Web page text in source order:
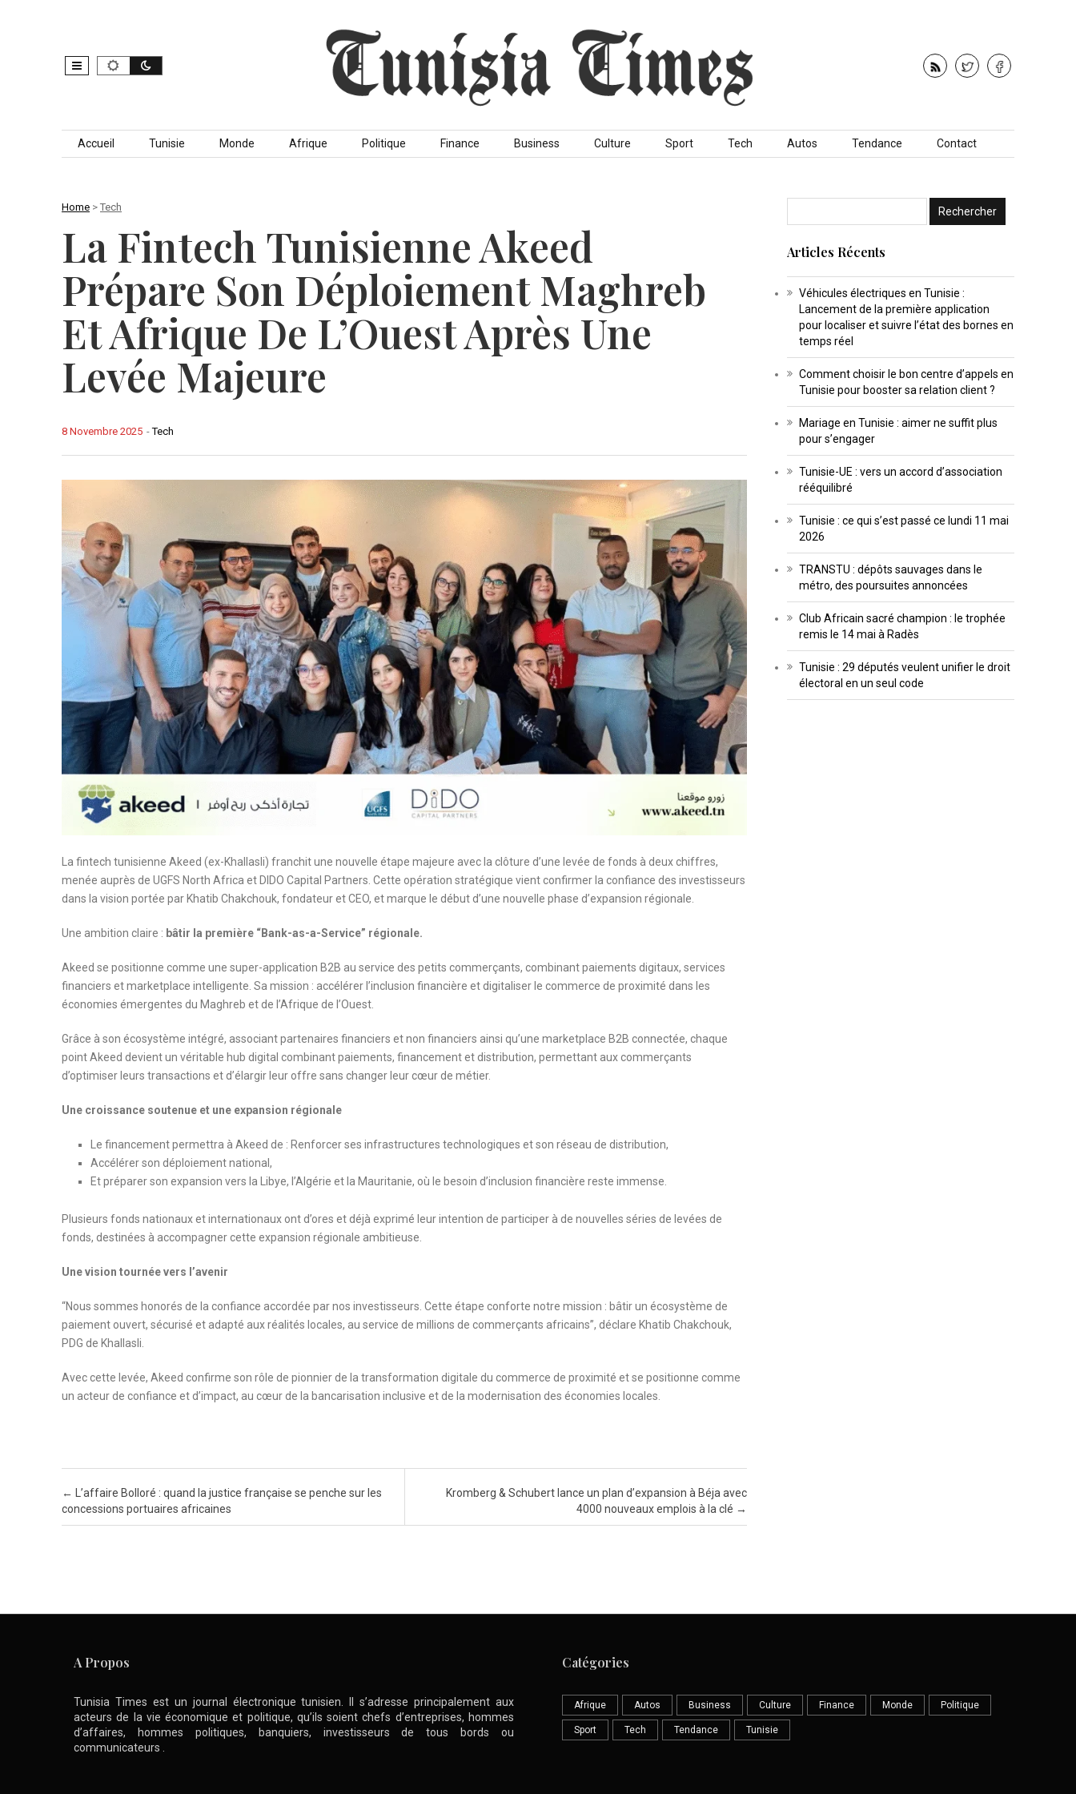
Skip to content
Accueil Tunisie Monde Afrique Politique Finance Business Culture Sport Tech Autos Tendance Contact
Home > Tech
La Fintech Tunisienne Akeed
Prépare Son Déploiement Maghreb
Et Afrique De L’Ouest Après Une
Levée Majeure
-Tech
8 Novembre 2025
La fintech tunisienne Akeed (ex-Khallasli) franchit une nouvelle étape majeure avec la clôture d’une levée de fonds à deux chiffres,
menée auprès de UGFS North Africa et DIDO Capital Partners. Cette opération stratégique vient confirmer la confiance des investisseurs
dans la vision portée par Khatib Chakchouk, fondateur et CEO, et marque le début d’une nouvelle phase d’expansion régionale.
Une ambition claire : bâtir la première “Bank-as-a-Service” régionale.
Akeed se positionne comme une super-application B2B au service des petits commerçants, combinant paiements digitaux, services
financiers et marketplace intelligente. Sa mission : accélérer l’inclusion financière et digitaliser le commerce de proximité dans les
économies émergentes du Maghreb et de l’Afrique de l’Ouest.
Grâce à son écosystème intégré, associant partenaires financiers et non financiers ainsi qu’une marketplace B2B connectée, chaque
point Akeed devient un véritable hub digital combinant paiements, financement et distribution, permettant aux commerçants
d’optimiser leurs transactions et d’élargir leur offre sans changer leur cœur de métier.
Une croissance soutenue et une expansion régionale
Le financement permettra à Akeed de : Renforcer ses infrastructures technologiques et son réseau de distribution,
Accélérer son déploiement national,
Et préparer son expansion vers la Libye, l’Algérie et la Mauritanie, où le besoin d’inclusion financière reste immense.
Plusieurs fonds nationaux et internationaux ont d’ores et déjà exprimé leur intention de participer à de nouvelles séries de levées de
fonds, destinées à accompagner cette expansion régionale ambitieuse.
Une vision tournée vers l’avenir
“Nous sommes honorés de la confiance accordée par nos investisseurs. Cette étape conforte notre mission : bâtir un écosystème de
paiement ouvert, sécurisé et adapté aux réalités locales, au service de millions de commerçants africains”, déclare Khatib Chakchouk,
PDG de Khallasli.
Avec cette levée, Akeed confirme son rôle de pionnier de la transformation digitale du commerce de proximité et se positionne comme
un acteur de confiance et d’impact, au cœur de la bancarisation inclusive et de la modernisation des économies locales.
Post navigation
←
L’affaire Bolloré : quand la justice française se penche sur les
concessions portuaires africaines
Kromberg & Schubert lance un plan d’expansion à Béja avec
4000 nouveaux emplois à la clé →
Articles Récents
Véhicules électriques en Tunisie :
Lancement de la première application
pour localiser et suivre l’état des bornes en
temps réel
Comment choisir le bon centre d’appels en
Tunisie pour booster sa relation client ?
Mariage en Tunisie : aimer ne suffit plus
pour s’engager
Tunisie-UE : vers un accord d’association
rééquilibré
Tunisie : ce qui s’est passé ce lundi 11 mai
2026
TRANSTU : dépôts sauvages dans le
métro, des poursuites annoncées
Club Africain sacré champion : le trophée
remis le 14 mai à Radès
Tunisie : 29 députés veulent unifier le droit
électoral en un seul code
A Propos
Tunisia Times est un journal électronique tunisien. Il s’adresse principalement aux
acteurs de la vie économique et politique, qu’ils soient chefs d’entreprises, hommes
d’affaires, hommes politiques, banquiers, investisseurs de tous bords ou
communicateurs .
Catégories
Afrique Autos Business Culture Finance Monde Politique
Sport Tech Tendance Tunisie